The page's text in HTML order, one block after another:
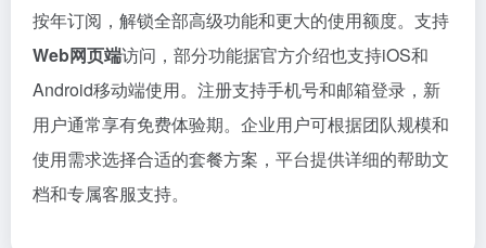
按年订阅，解锁全部高级功能和更大的使用额度。支持
Web网页端访问，部分功能据官方介绍也支持iOS和
Android移动端使用。注册支持手机号和邮箱登录，新
用户通常享有免费体验期。企业用户可根据团队规模和
使用需求选择合适的套餐方案，平台提供详细的帮助文
档和专属客服支持。